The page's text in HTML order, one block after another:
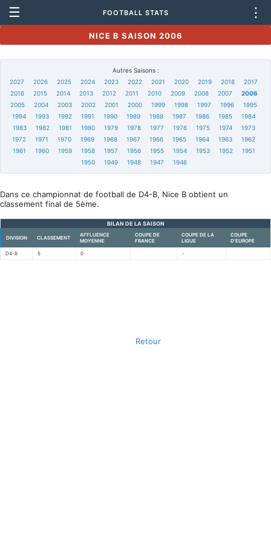
☰ FOOTBALL STATS ⋮
NICE B SAISON 2006
Autres Saisons :
2027
2026 2025 2024 2023 2022 2021 2020 2019 2018
2017
2016
2015 2014 2013 2012 2011 2010 2009 2008 2007
2006
2005
2004 2003 2002 2001 2000 1999 1998 1997 1996
1995
1994
1993 1992 1991 1990 1989 1988 1987 1986 1985
1984
1983
1982 1981 1980 1979 1978 1977 1976 1975 1974
1973
1972
1971 1970 1969 1968 1967 1966 1965 1964 1963
1962
1961
1960 1959 1958 1957 1956 1955 1954 1953 1952
1951
1950
1949 1948 1947 1946
Dans ce championnat de football de D4-B, Nice B obtient un
classement final de 5ème.
BILAN DE LA SAISON
DIVISION CLASSEMENT
AFFLUENCE
MOYENNE
COUPE DE
FRANCE
COUPE DE LA
LIGUE
COUPE
D'EUROPE
D4-B 5 0 -
Retour